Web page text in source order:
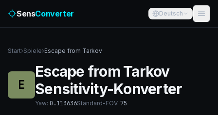
SensConverter Deutsch
Start›Spiele›Escape from Tarkov
E
Escape from Tarkov
Sensitivity-Konverter
Yaw: 0.113636Standard-FOV: 75